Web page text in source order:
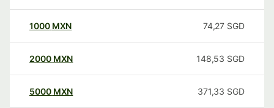
1000 MXN 74,27 SGD
2000 MXN 148,53 SGD
5000 MXN 371,33 SGD